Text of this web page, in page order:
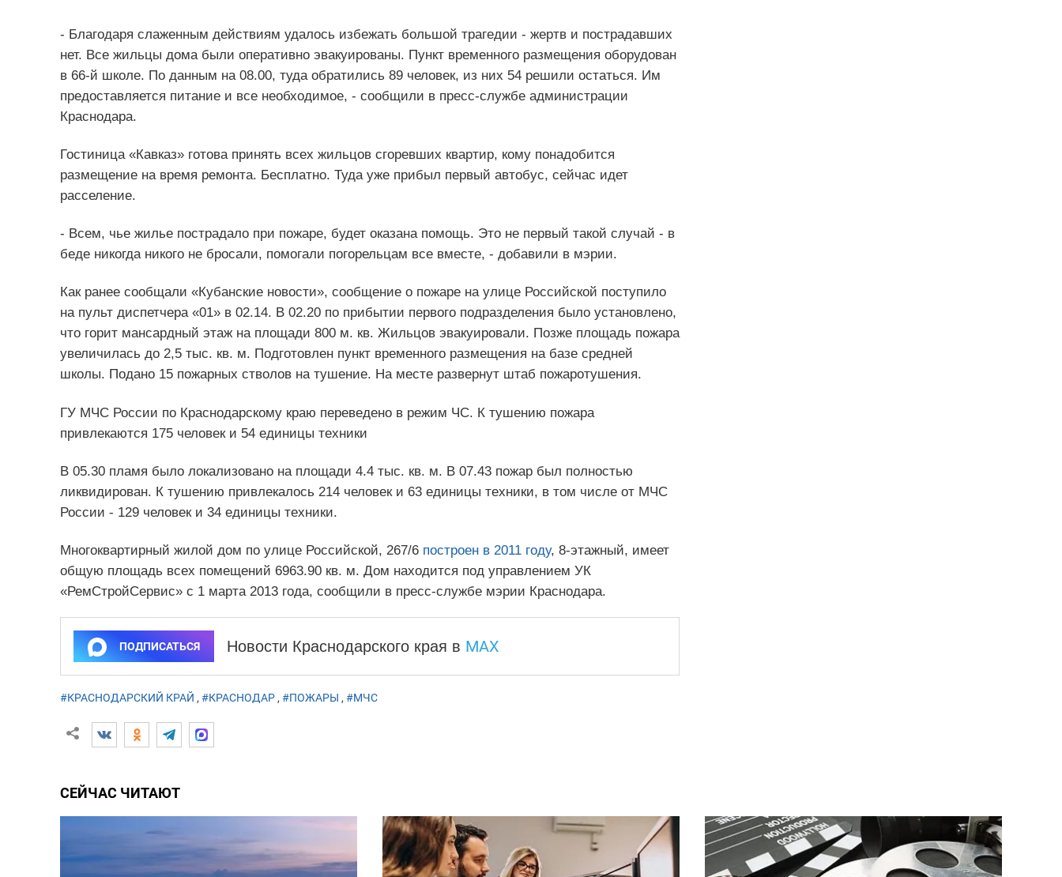
- Благодаря слаженным действиям удалось избежать большой трагедии - жертв и пострадавших
нет. Все жильцы дома были оперативно эвакуированы. Пункт временного размещения оборудован
в 66-й школе. По данным на 08.00, туда обратились 89 человек, из них 54 решили остаться. Им
предоставляется питание и все необходимое, - сообщили в пресс-службе администрации
Краснодара.
Гостиница «Кавказ» готова принять всех жильцов сгоревших квартир, кому понадобится
размещение на время ремонта. Бесплатно. Туда уже прибыл первый автобус, сейчас идет
расселение.
- Всем, чье жилье пострадало при пожаре, будет оказана помощь. Это не первый такой случай - в
беде никогда никого не бросали, помогали погорельцам все вместе, - добавили в мэрии.
Как ранее сообщали «Кубанские новости», сообщение о пожаре на улице Российской поступило
на пульт диспетчера «01» в 02.14. В 02.20 по прибытии первого подразделения было установлено,
что горит мансардный этаж на площади 800 м. кв. Жильцов эвакуировали. Позже площадь пожара
увеличилась до 2,5 тыс. кв. м. Подготовлен пункт временного размещения на базе средней
школы. Подано 15 пожарных стволов на тушение. На месте развернут штаб пожаротушения.
ГУ МЧС России по Краснодарскому краю переведено в режим ЧС. К тушению пожара
привлекаются 175 человек и 54 единицы техники
В 05.30 пламя было локализовано на площади 4.4 тыс. кв. м. В 07.43 пожар был полностью
ликвидирован. К тушению привлекалось 214 человек и 63 единицы техники, в том числе от МЧС
России - 129 человек и 34 единицы техники.
Многоквартирный жилой дом по улице Российской, 267/6 построен в 2011 году, 8-этажный, имеет
общую площадь всех помещений 6963.90 кв. м. Дом находится под управлением УК
«РемСтройСервис» с 1 марта 2013 года, сообщили в пресс-службе мэрии Краснодара.
ПОДПИСАТЬСЯ Новости Краснодарского края в MAX
#КРАСНОДАРСКИЙ КРАЙ , #КРАСНОДАР, #ПОЖАРЫ , #МЧС
СЕЙЧАС ЧИТАЮТ